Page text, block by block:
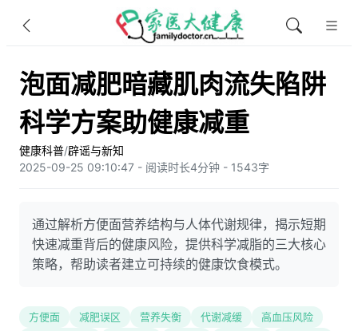
泡面减肥暗藏肌肉流失陷阱
科学方案助健康减重
健康科普/辟谣与新知
2025-09-25 09:10:47 - 阅读时长4分钟 - 1543字
通过解析方便面营养结构与人体代谢规律，揭示短期
快速减重背后的健康风险，提供科学减脂的三大核心
策略，帮助读者建立可持续的健康饮食模式。
方便面 减肥误区 营养失衡 代谢减缓
高血压风险